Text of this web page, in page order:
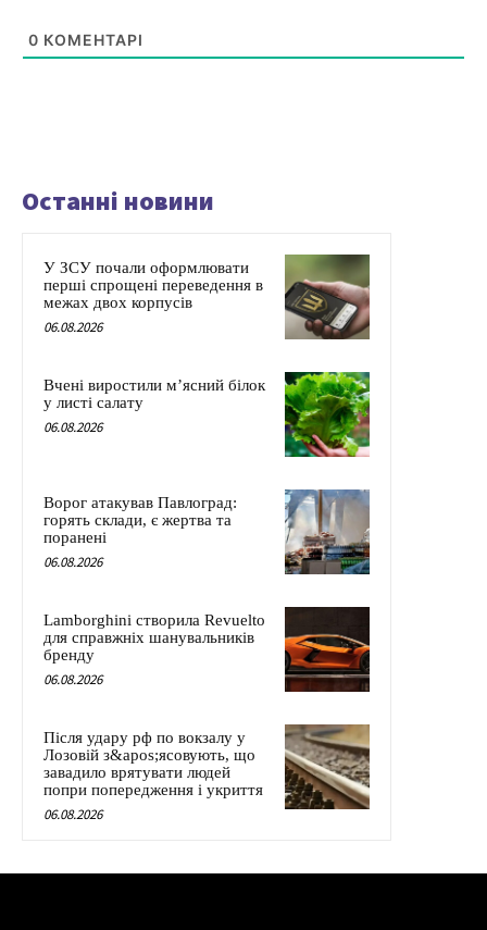
0 КОМЕНТАРІ
Останні новини
У ЗСУ почали оформлювати
перші спрощені переведення в
межах двох корпусів
06.08.2026
Вчені виростили м’ясний білок
у листі салату
06.08.2026
Ворог атакував Павлоград:
горять склади, є жертва та
поранені
06.08.2026
Lamborghini створила Revuelto
для справжніх шанувальників
бренду
06.08.2026
Після удару рф по вокзалу у
Лозовій з&apos;ясовують, що
завадило врятувати людей
попри попередження і укриття
06.08.2026